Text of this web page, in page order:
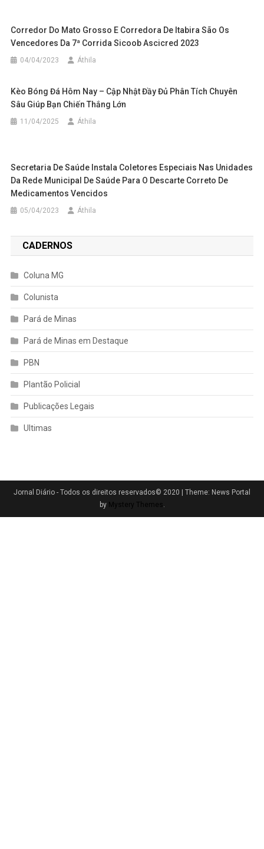
Corredor Do Mato Grosso E Corredora De Itabira São Os
Vencedores Da 7ª Corrida Sicoob Ascicred 2023
04/04/2023 Áthila
Kèo Bóng Đá Hôm Nay – Cập Nhật Đầy Đủ Phân Tích Chuyên
Sâu Giúp Bạn Chiến Thắng Lớn
11/04/2025 Áthila
Secretaria De Saúde Instala Coletores Especiais Nas Unidades
Da Rede Municipal De Saúde Para O Descarte Correto De
Medicamentos Vencidos
05/04/2023 Áthila
CADERNOS
Coluna MG
Colunista
Pará de Minas
Pará de Minas em Destaque
PBN
Plantão Policial
Publicações Legais
Ultimas
Jornal Diário - Todos os direitos reservados© 2020
Theme: News Portal
by Mystery Themes .